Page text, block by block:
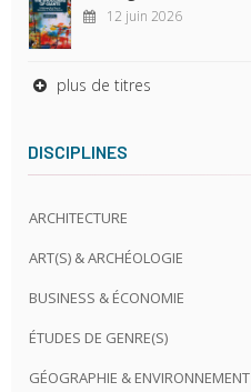
12 juin 2026
plus de titres
DISCIPLINES
ARCHITECTURE
ART(S) & ARCHÉOLOGIE
BUSINESS & ÉCONOMIE
ÉTUDES DE GENRE(S)
GÉOGRAPHIE & ENVIRONNEMENT